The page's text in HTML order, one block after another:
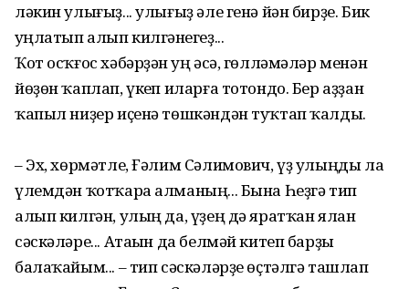
ләкин улығыҙ... улығыҙ әле генә йән бирҙе. Бик
һуңлатып алып килгәнһегеҙ...
Ҡот осҡғос хәбәрҙән һуң әсә, гөлләмәләр менән
йөҙөн ҡаплап, үкһеп иларға тотондо. Бер аҙҙан
ҡапыл ниҙер иҫенә төшкәндән туҡтап ҡалды.
– Эх, хөрмәтле, Ғәлим Сәлимович, үҙ улыңды ла
үлемдән ҡотҡара алманың... Бына Һеҙгә тип
алып килгән, улың да, үҙең дә яратҡан ялан
сәскәләре... Атаһын да белмәй китеп барҙы
балаҡайым... – тип сәскәләрҙе өҫтәлгә ташлап